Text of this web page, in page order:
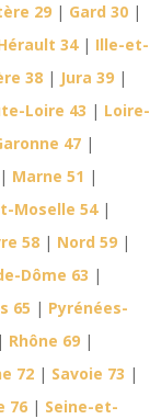
29 | Gard 30 |
34| Ille-et-
38 | Jura 39 |
Loire 43 | Loire-
47 |
| Marne 51 |
Moselle 54|
58 | Nord 59 |
Dôme 63 |
65 | Pyrénées-
| Rhône 69 |
72 | Savoie 73 |
76 | Seine-et-